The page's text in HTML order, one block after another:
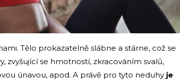
Tělo prokazatelně slábne a stárne, což se
se hmotností, zkracováním svalů,
únavou, apod. A právě pro tyto neduhy je